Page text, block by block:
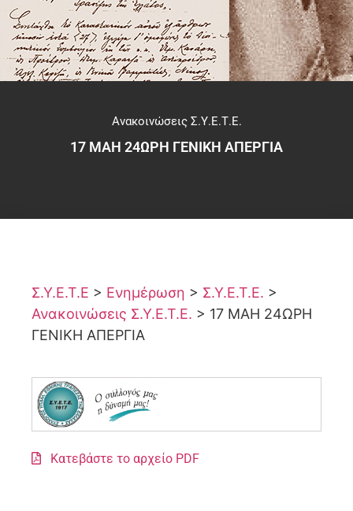
Ανακοινώσεις Σ.Υ.Ε.Τ.Ε.
17 ΜΑΗ 24ΩΡΗ ΓΕΝΙΚΗ ΑΠΕΡΓΙΑ
Σ.Υ.Ε.Τ.Ε > Ενημέρωση > Σ.Υ.Ε.Τ.Ε. >
Ανακοινώσεις Σ.Υ.Ε.Τ.Ε. > 17 ΜΑΗ 24ΩΡΗ
ΓΕΝΙΚΗ ΑΠΕΡΓΙΑ
Κατεβάστε το αρχείο PDF